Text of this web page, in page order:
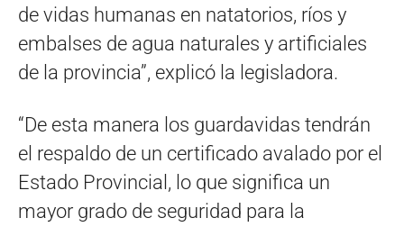
de vidas humanas en natatorios, ríos y
embalses de agua naturales y artificiales
de la provincia”, explicó la legisladora.
“De esta manera los guardavidas tendrán
el respaldo de un certificado avalado por el
Estado Provincial, lo que significa un
mayor grado de seguridad para la